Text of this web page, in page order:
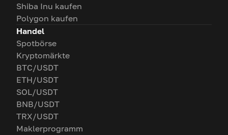
Shiba Inu kaufen
Polygon kaufen
Handel
Spotbörse
Kryptomärkte
BTC/USDT
ETH/USDT
SOL/USDT
BNB/USDT
TRX/USDT
Maklerprogramm